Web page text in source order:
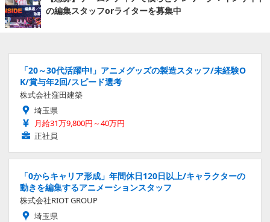
の編集スタッフorライターを募集中
「20～30代活躍中!」アニメグッズの製造スタッフ/未経験O
K/賞与年2回/スピード選考
株式会社窪田建築
埼玉県
月給31万9,800円～40万円
正社員
「0からキャリア形成」年間休日120日以上/キャラクターの
動きを編集するアニメーションスタッフ
株式会社RIOT GROUP
埼玉県